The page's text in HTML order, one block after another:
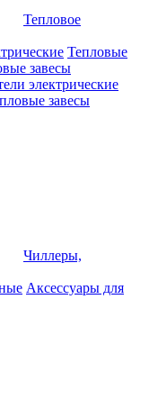
Тепловое
Тепловые
завесы
электрические
завесы
Чиллеры,
Аксессуары для